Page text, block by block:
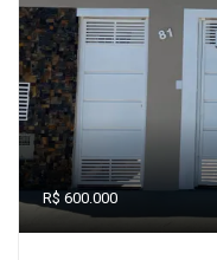
R$ 600.000